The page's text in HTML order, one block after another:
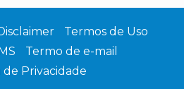
Termos de Uso
Termo de e-mail
de Privacidade